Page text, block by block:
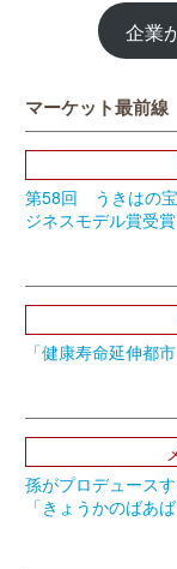
企業
マーケット最前線
第58回 うきはの
ジネスモデル賞受賞
「健康寿命延伸都
孫がプロデュース
「きょうかのばあば